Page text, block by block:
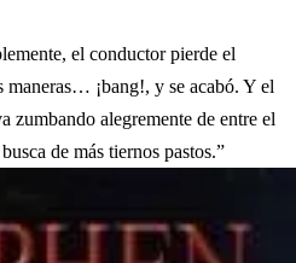
el conductor pierde el
¡bang!, y se acabó. Y el
zumbando alegremente de entre el
de más tiernos pastos.”